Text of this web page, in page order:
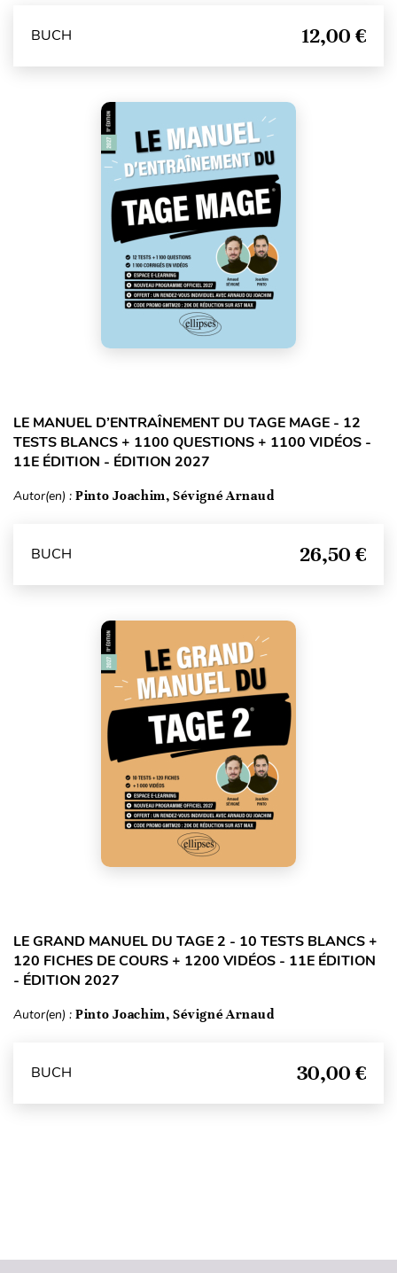
BUCH 12,00 €
LE MANUEL D’ENTRAÎNEMENT DU TAGE MAGE - 12
TESTS BLANCS + 1100 QUESTIONS + 1100 VIDÉOS -
11E ÉDITION - ÉDITION 2027
Autor(en) : Pinto Joachim, Sévigné Arnaud
BUCH 26,50 €
LE GRAND MANUEL DU TAGE 2 - 10 TESTS BLANCS +
120 FICHES DE COURS + 1200 VIDÉOS - 11E ÉDITION
- ÉDITION 2027
Autor(en) : Pinto Joachim, Sévigné Arnaud
BUCH 30,00 €